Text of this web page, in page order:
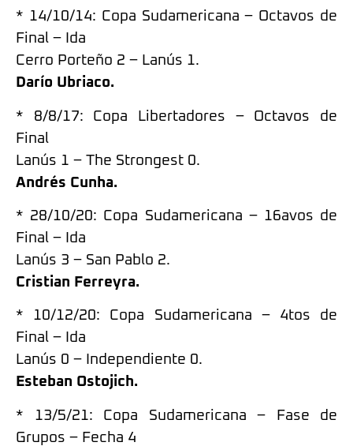
* 14/10/14: Copa Sudamericana – Octavos de
Final – Ida
Cerro Porteño 2 – Lanús 1.
Darío Ubriaco.
* 8/8/17: Copa Libertadores – Octavos de
Final
Lanús 1 – The Strongest 0.
Andrés Cunha.
* 28/10/20: Copa Sudamericana – 16avos de
Final – Ida
Lanús 3 – San Pablo 2.
Cristian Ferreyra.
* 10/12/20: Copa Sudamericana – 4tos de
Final – Ida
Lanús 0 – Independiente 0.
Esteban Ostojich.
* 13/5/21: Copa Sudamericana – Fase de
Grupos – Fecha 4